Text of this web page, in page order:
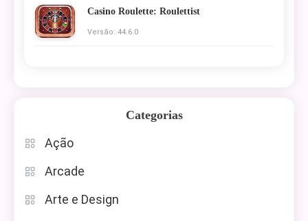
Casino Roulette: Roulettist
Versão: 44.6.0
Categorias
Ação
Arcade
Arte e Design